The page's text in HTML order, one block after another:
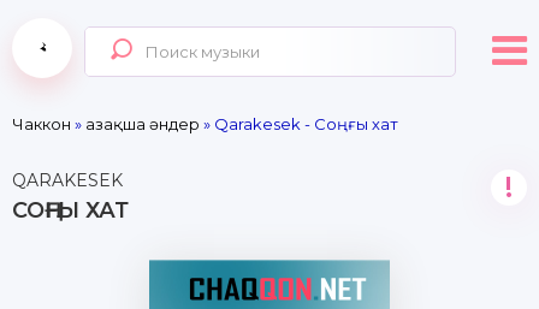
Чаккон » Қазақша әндер » Qarakesek - Соңғы хат
QARAKESEK
СОҢҒЫ ХАТ
!